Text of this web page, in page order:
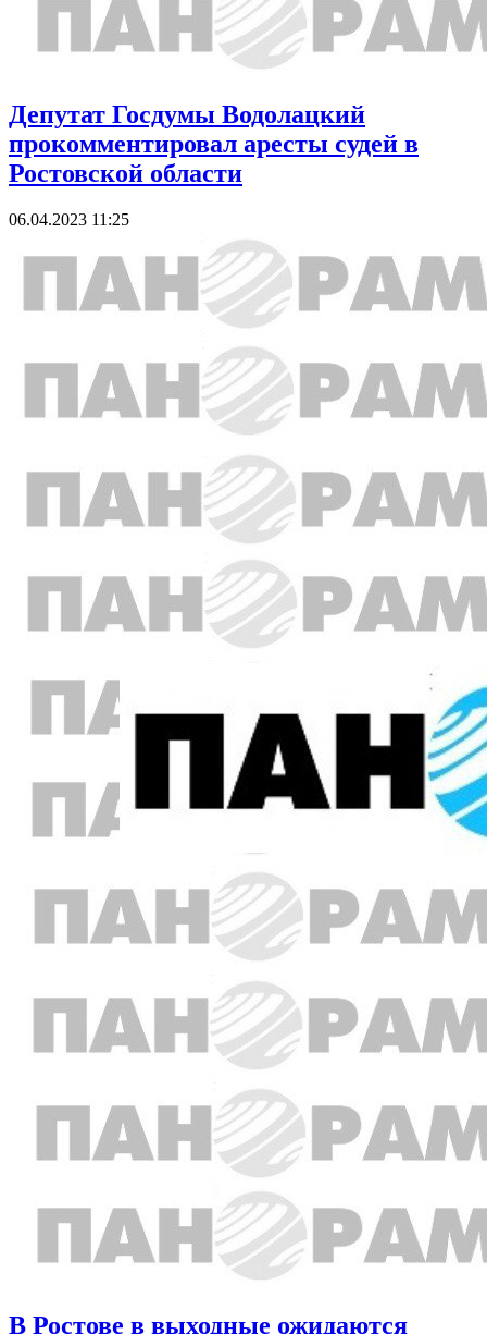
Депутат Госдумы Водолацкий
прокомментировал аресты судей в
Ростовской области
06.04.2023 11:25
В Ростове в выходные ожидаются